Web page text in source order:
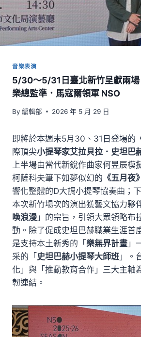
音樂表演
5/30～5/31日臺北新竹呈獻兩場
樂總監準．馬寇爾領軍 NSO
By 編輯部 2026 年 5 月 29 日
即將於本週末5月30、31日登場的
際頂尖小提琴家艾拉貝拉．史坦巴
上半場由當代新銳作曲家何昱辰模
柯薩科夫筆下如夢似幻的 《五月夜》
響化整體的D大調小提琴協奏曲；
本次新竹場次的演出獲藝文協力夥
喚浪漫 」的宗旨，引領大眾領略布
動。除了促成史坦巴赫職業生涯首
是支持本土新秀的「樂無界計畫 」
采的「史坦巴赫小提琴大師班 」。
化」與「推動教育合作」三大主軸
韌連結。